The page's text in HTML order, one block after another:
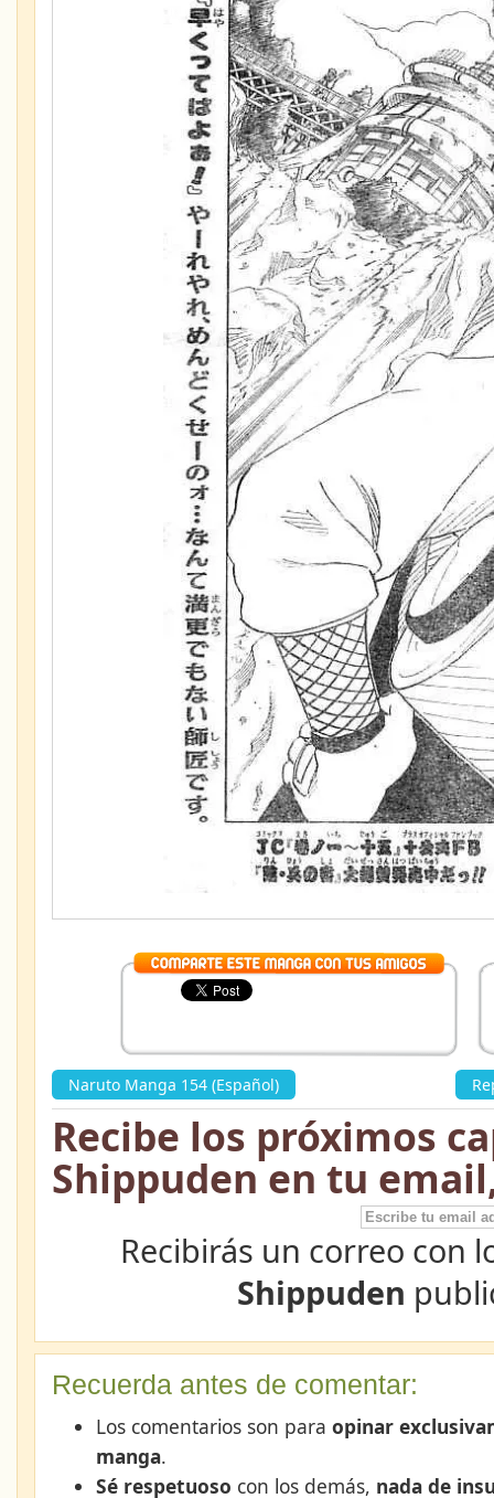
Naruto Manga 154 (Español)
Recibe los próximos
Shippuden en tu
Recibirás un correo con
Shippuden
Recuerda antes de comentar:
Los comentarios son para opinar
manga.
Sé respetuoso con los demás, nada de